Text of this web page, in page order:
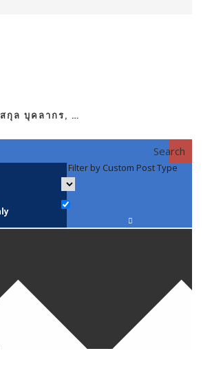
กุล บุคลากร, …
Search
Filter by Custom Post Type